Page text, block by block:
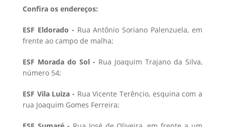
Confira os endereços:
ESF Eldorado - Rua Antônio Soriano Palenzuela, em
frente ao campo de malha;
ESF Morada do Sol - Rua Joaquim Trajano da Silva,
número 54;
ESF Vila Luiza - Rua Vicente Terêncio, esquina com a
rua Joaquim Gomes Ferreira;